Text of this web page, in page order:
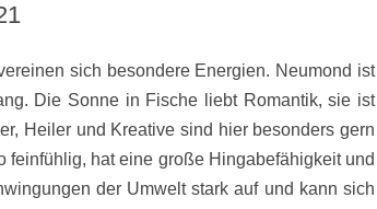
sich besondere Energien. Neumond ist
Die Sonne in Fische liebt Romantik, sie ist
Heiler und Kreative sind hier besonders gern
feinfühlig, hat eine große Hingabefähigkeit und
der Umwelt stark auf und kann sich